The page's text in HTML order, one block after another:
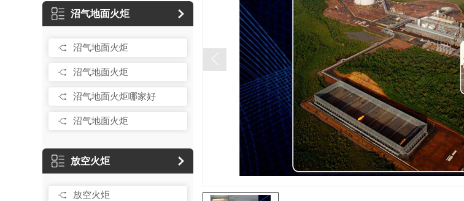
沼气地面火炬
沼气地面火炬
沼气地面火炬
沼气地面火炬哪家好
沼气地面火炬
放空火炬
放空火炬